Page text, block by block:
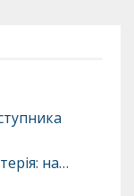
на…